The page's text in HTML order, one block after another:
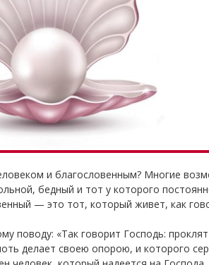
и благословенным? Многие
бедный и тот у которого
— это тот, который живет, как
поводу: «Так говорит Господь:
делает своею опорою, и которого